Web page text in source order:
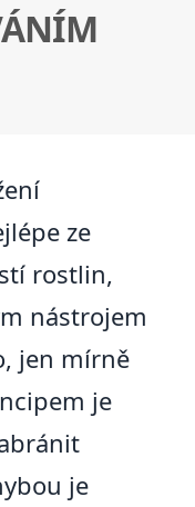
ze
rostlin,
nástrojem
jen mírně
je
je